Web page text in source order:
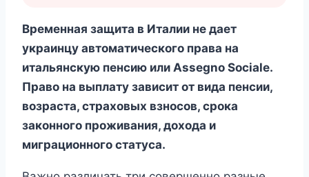
Временная защита в Италии не дает
украинцу автоматического права на
итальянскую пенсию или Assegno Sociale.
Право на выплату зависит от вида пенсии,
возраста, страховых взносов, срока
законного проживания, дохода и
миграционного статуса.